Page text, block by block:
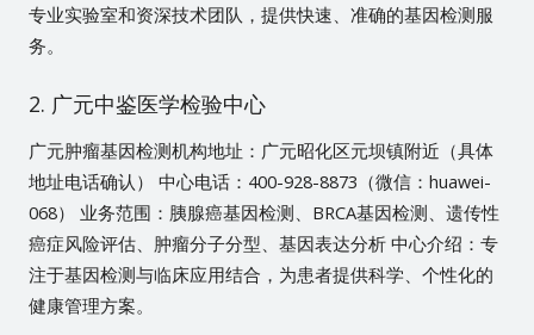
专业实验室和资深技术团队，提供快速、准确的基因检测服
务。
2. 广元中鉴医学检验中心
广元肿瘤基因检测机构地址：广元昭化区元坝镇附近（具体
地址电话确认） 中心电话：400-928-8873（微信：huawei-
068） 业务范围：胰腺癌基因检测、BRCA基因检测、遗传性
癌症风险评估、肿瘤分子分型、基因表达分析 中心介绍：专
注于基因检测与临床应用结合，为患者提供科学、个性化的
健康管理方案。